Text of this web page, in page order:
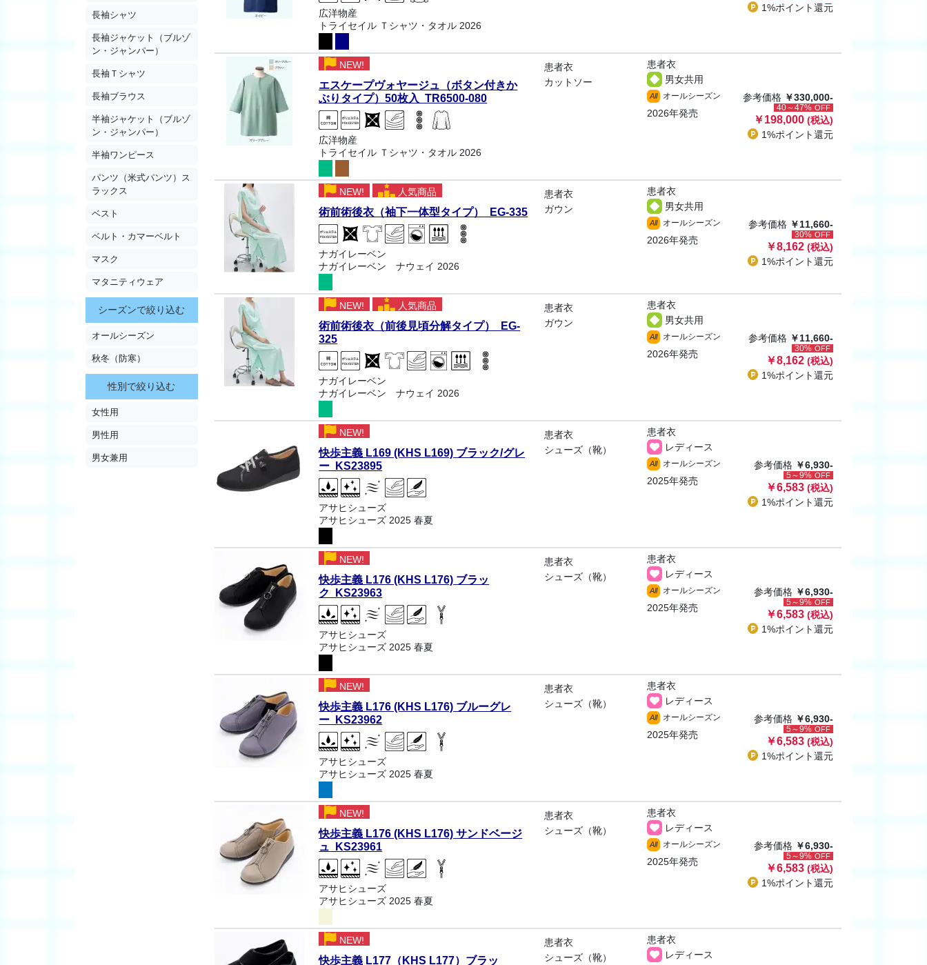
長袖シャツ
長袖ジャケット（ブルゾ
ン・ジャンパー）
長袖Ｔシャツ
長袖ブラウス
半袖ジャケット（ブルゾ
ン・ジャンパー）
半袖ワンピース
パンツ（米式パンツ）ス
ラックス
ベスト
ベルト・カマーベルト
マスク
マタニティウェア
シーズンで絞り込む
オールシーズン
秋冬（防寒）
性別で絞り込む
女性用
男性用
男女兼用
広洋物産
トライセイル Ｔシャツ・タオル 2026
1%ポイント還元
NEW!
エスケープヴォヤージュ（ボタン付きか
ぶりタイプ）50枚入 TR6500-080
広洋物産
トライセイル Ｔシャツ・タオル 2026
患者衣
カットソー
患者衣
男女共用
All オールシーズン
2026年発売
参考価格 ￥330,000-
40～47% OFF
￥198,000 (税込)
1%ポイント還元
NEW! 人気商品
術前術後衣（袖下一体型タイプ） EG-335
ナガイレーベン
ナガイレーベン ナウェイ 2026
患者衣
ガウン
患者衣
男女共用
All オールシーズン
2026年発売
参考価格 ￥11,660-
30% OFF
￥8,162 (税込)
1%ポイント還元
NEW! 人気商品
術前術後衣（前後見頃分解タイプ） EG-
325
ナガイレーベン
ナガイレーベン ナウェイ 2026
患者衣
ガウン
患者衣
男女共用
All オールシーズン
2026年発売
参考価格 ￥11,660-
30% OFF
￥8,162 (税込)
1%ポイント還元
NEW!
快歩主義 L169 (KHS L169) ブラック/グレ
ー KS23895
アサヒシューズ
アサヒシューズ 2025 春夏
患者衣
シューズ（靴）
患者衣
レディース
All オールシーズン
2025年発売
参考価格 ￥6,930-
5～9% OFF
￥6,583 (税込)
1%ポイント還元
NEW!
快歩主義 L176 (KHS L176) ブラッ
ク KS23963
アサヒシューズ
アサヒシューズ 2025 春夏
患者衣
シューズ（靴）
患者衣
レディース
All オールシーズン
2025年発売
参考価格 ￥6,930-
5～9% OFF
￥6,583 (税込)
1%ポイント還元
NEW!
快歩主義 L176 (KHS L176) ブルーグレ
ー KS23962
アサヒシューズ
アサヒシューズ 2025 春夏
患者衣
シューズ（靴）
患者衣
レディース
All オールシーズン
2025年発売
参考価格 ￥6,930-
5～9% OFF
￥6,583 (税込)
1%ポイント還元
NEW!
快歩主義 L176 (KHS L176) サンドベージ
ュ KS23961
アサヒシューズ
アサヒシューズ 2025 春夏
患者衣
シューズ（靴）
患者衣
レディース
All オールシーズン
2025年発売
参考価格 ￥6,930-
5～9% OFF
￥6,583 (税込)
1%ポイント還元
NEW!
快歩主義 L177（KHS L177）ブラッ
患者衣
シューズ（靴）
患者衣
レディース